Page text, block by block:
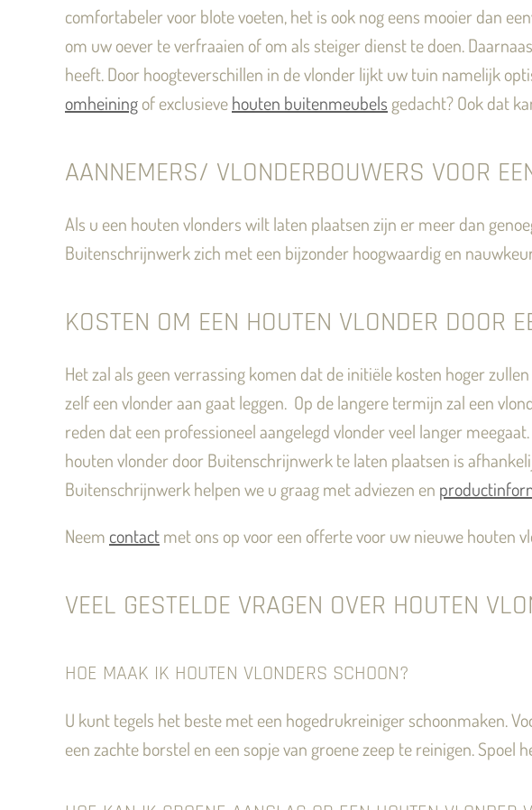
comfortabeler voor blote voeten, het is ook nog eens mooier dan
om uw oever te verfraaien of om als steiger dienst te doen.
heeft. Door hoogteverschillen in de vlonder lijkt uw tuin namelijk
omheiningof exclusievehouten buitenmeubels gedacht? Ook dat
AANNEMERS/ VLONDERBOUWERS VOOR
Als u een houten vlonders wilt laten plaatsen zijn er meer dan
Buitenschrijnwerk zich met een bijzonder hoogwaardig en
KOSTEN OM EEN HOUTEN VLONDER DOOR
Het zal als geen verrassing komen dat de initiële kosten hoger
zelf een vlonder aan gaat leggen. Op de langere termijn zal een
reden dat een professioneel aangelegd vlonder veel langer
houten vlonder door Buitenschrijnwerk te laten plaatsen is
Buitenschrijnwerk helpen we u graag met adviezen en
Neem contactmet ons op voor een offerte voor uw nieuwe houten
VEEL GESTELDE VRAGEN OVER HOUTEN
HOE MAAK IK HOUTEN VLONDERS SCHOON?
U kunt tegels het beste met een hogedrukreiniger schoonmaken.
een zachte borstel en een sopje van groene zeep te reinigen.